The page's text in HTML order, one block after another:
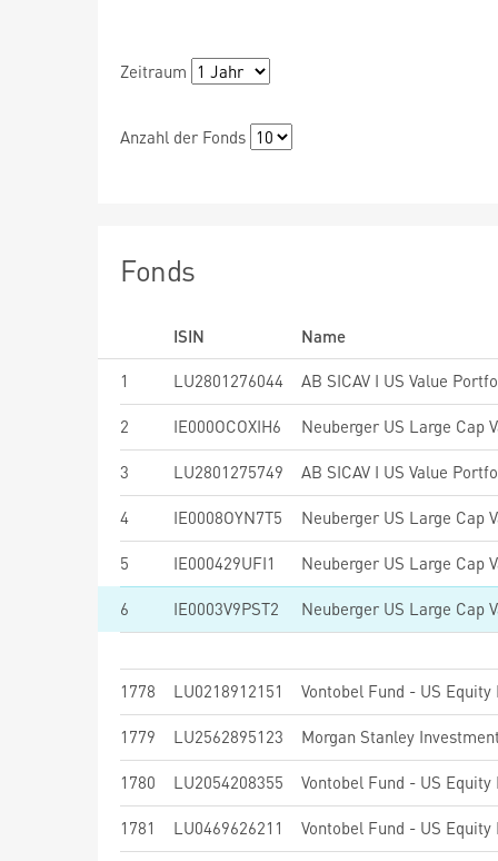
Zeitraum
Anzahl der Fonds
Fonds
ISIN
Name
1
LU2801276044 AB SICAV I US Value
2 IE000OCOXIH6
3 LU2801275749 AB SICAV I US Value
4 IE0008OYN7T5
5 IE000429UFI1
6 IE0003V9PST2
1778 LU0218912151 Vontobel Fund - US Equity
1779 LU2562895123
1780 LU2054208355 Vontobel Fund - US Equity
1781 LU0469626211 Vontobel Fund - US Equity